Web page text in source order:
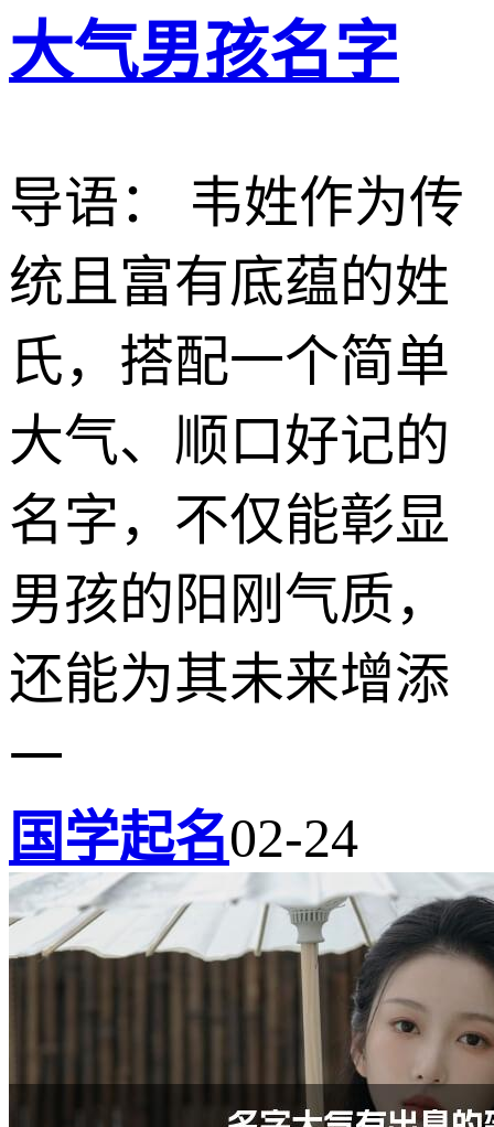
大气男孩名字
导语： 韦姓作为传
统且富有底蕴的姓
氏，搭配一个简单
大气、顺口好记的
名字，不仅能彰显
男孩的阳刚气质，
还能为其未来增添
一
国学起名02-24